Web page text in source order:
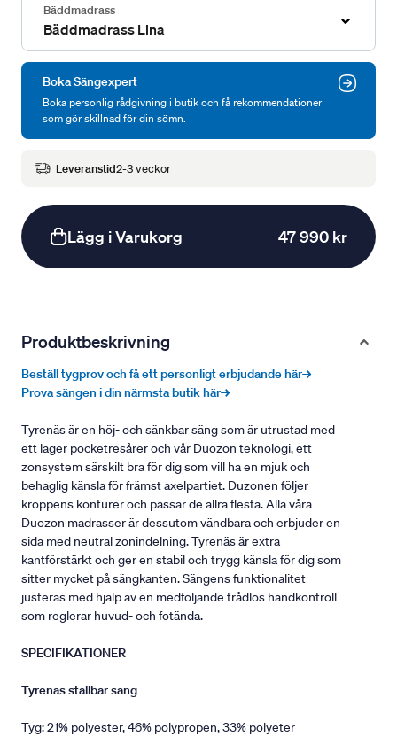
Bäddmadrass
Bäddmadrass Lina
Boka Sängexpert
Boka personlig rådgivning i butik och få rekommendationer
som gör skillnad för din sömn.
Leveranstid2-3 veckor
Lägg i Varukorg 47 990 kr
Produktbeskrivning
Beställ tygprov och få ett personligt erbjudande här→
Prova sängen i din närmsta butik här→
Tyrenäs är en höj- och sänkbar säng som är utrustad med
ett lager pocketresårer och vår Duozon teknologi, ett
zonsystem särskilt bra för dig som vill ha en mjuk och
behaglig känsla för främst axelpartiet. Duzonen följer
kroppens konturer och passar de allra flesta. Alla våra
Duozon madrasser är dessutom vändbara och erbjuder en
sida med neutral zonindelning. Tyrenäs är extra
kantförstärkt och ger en stabil och trygg känsla för dig som
sitter mycket på sängkanten. Sängens funktionalitet
justeras med hjälp av en medföljande trådlös handkontroll
som reglerar huvud- och fotända.
SPECIFIKATIONER
Tyrenäs ställbar säng
Tyg: 21% polyester, 46% polypropen, 33% polyeter